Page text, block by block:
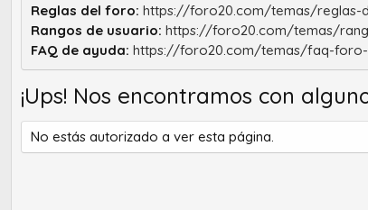
Reglas del foro: https://foro20.com/temas/
Rangos de usuario: https://foro20.com/temas/
FAQ de ayuda: https://foro20.com/temas/faq-foro-
¡Ups! Nos encontramos con
No estás autorizado a ver esta página.